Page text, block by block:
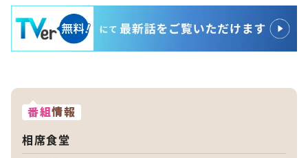
番組情報
相席食堂